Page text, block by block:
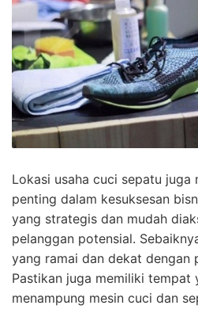
Lokasi usaha cuci sepatu juga
penting dalam kesuksesan
yang strategis dan mudah
pelanggan potensial.
yang ramai dan dekat dengan
Pastikan juga memiliki tempat
menampung mesin cuci dan